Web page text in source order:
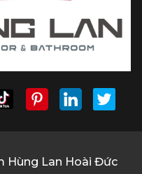
Hùng Lan Hoài Đức